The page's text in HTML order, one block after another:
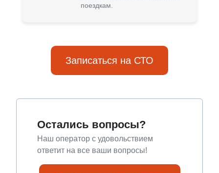
поездкам.
Записаться на СТО
Остались вопросы?
Наш оператор с удовольствием
ответит на все ваши вопросы!